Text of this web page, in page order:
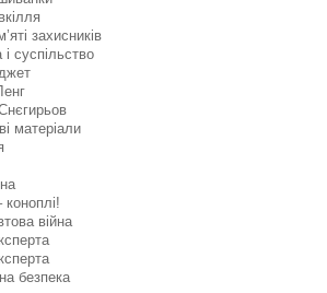
захисників
суспільство
матеріали
війна
безпека